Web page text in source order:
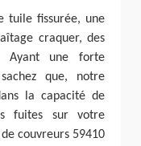
tuile fissurée, une
craquer, des
Ayant une forte
que, notre
la capacité de
fuites sur votre
couvreurs 59410